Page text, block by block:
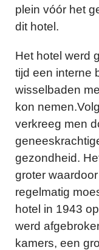
plein vóór het
dit hotel.
Het hotel werd
tijd een interne
wisselbaden
kon
verkreeg men
gezondheid.
groter
regelmatig
hotel in 1943
werd
kamers, een